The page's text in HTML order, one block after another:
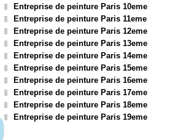
Entreprise de peinture Paris 10eme
Entreprise de peinture Paris 11eme
Entreprise de peinture Paris 12eme
Entreprise de peinture Paris 13eme
Entreprise de peinture Paris 14eme
Entreprise de peinture Paris 15eme
Entreprise de peinture Paris 16eme
Entreprise de peinture Paris 17eme
Entreprise de peinture Paris 18eme
Entreprise de peinture Paris 19eme